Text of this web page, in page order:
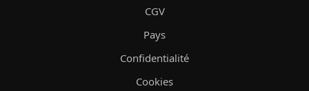
CGV
Pays
Confidentialité
Cookies